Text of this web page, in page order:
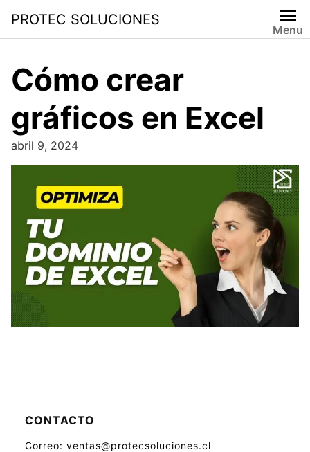
PROTEC SOLUCIONES
Menu
Cómo crear
gráficos en Excel
abril 9, 2024
CONTACTO
Correo: ventas@protecsoluciones.cl